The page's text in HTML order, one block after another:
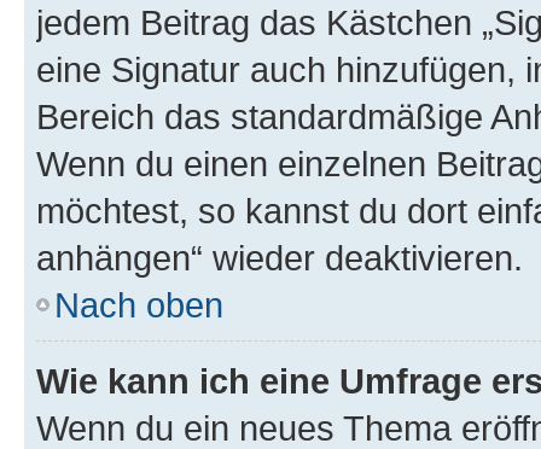
jedem Beitrag das Kästchen
eine Signatur auch hinzufügen,
Bereich das standardmäßige
Wenn du einen einzelnen
möchtest, so kannst du dort
anhängen“ wieder deaktivieren.
Nach oben
Wie kann ich eine Umfrage
Wenn du ein neues Thema